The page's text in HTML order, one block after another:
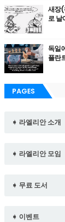
새장(
로 날
독일
플란
PAGES
➧ 라엘리안 소개
➧ 라엘리안 모임
➧ 무료 도서
➧ 이벤트